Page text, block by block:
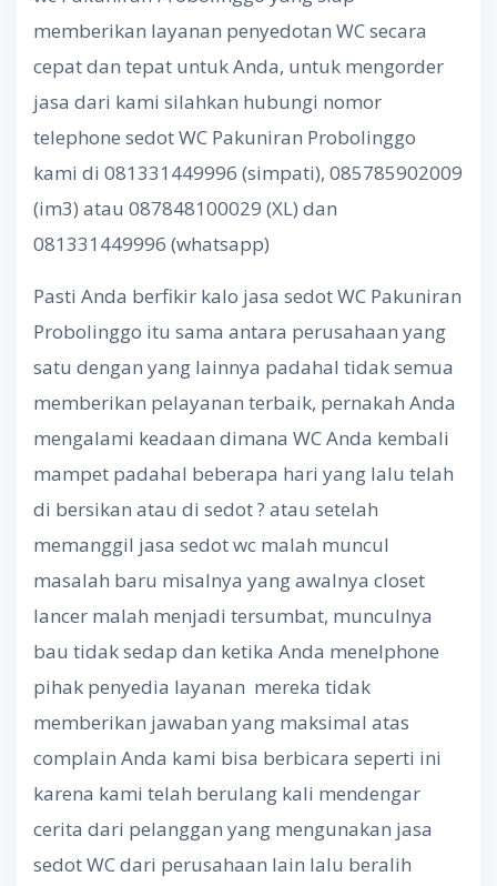
memberikan layanan penyedotan WC secara
cepat dan tepat untuk Anda, untuk mengorder
jasa dari kami silahkan hubungi nomor
telephone sedot WC Pakuniran Probolinggo
kami di 081331449996 (simpati), 085785902009
(im3) atau 087848100029 (XL) dan
081331449996 (whatsapp)
Pasti Anda berfikir kalo jasa sedot WC Pakuniran
Probolinggo itu sama antara perusahaan yang
satu dengan yang lainnya padahal tidak semua
memberikan pelayanan terbaik, pernakah Anda
mengalami keadaan dimana WC Anda kembali
mampet padahal beberapa hari yang lalu telah
di bersikan atau di sedot ? atau setelah
memanggil jasa sedot wc malah muncul
masalah baru misalnya yang awalnya closet
lancer malah menjadi tersumbat, munculnya
bau tidak sedap dan ketika Anda menelphone
pihak penyedia layanan mereka tidak
memberikan jawaban yang maksimal atas
complain Anda kami bisa berbicara seperti ini
karena kami telah berulang kali mendengar
cerita dari pelanggan yang mengunakan jasa
sedot WC dari perusahaan lain lalu beralih